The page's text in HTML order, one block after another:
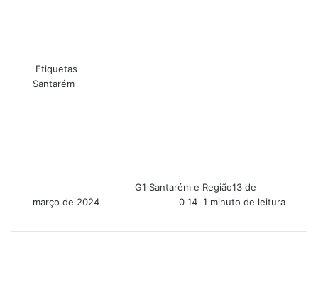
Etiquetas
Santarém
G1 Santarém e Região13 de
março de 2024
0 14 1 minuto de leitura